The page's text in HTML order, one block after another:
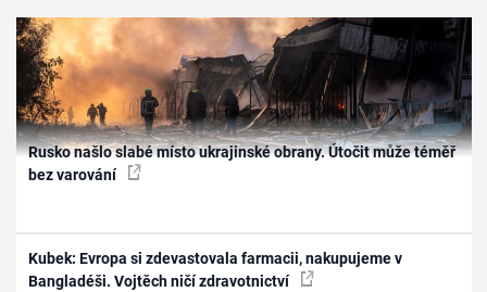
Rusko našlo slabé místo ukrajinské obrany. Útočit může téměř
bez varování
Kubek: Evropa si zdevastovala farmacii, nakupujeme v
Bangladéši. Vojtěch ničí zdravotnictví